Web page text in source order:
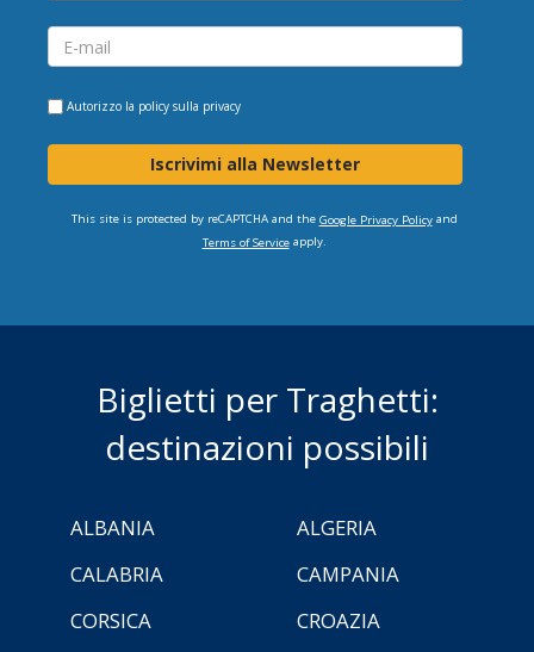
Autorizzo la policy sulla privacy
Iscrivimi alla Newsletter
This site is protected by reCAPTCHA and the Google Privacy Policyand
Terms of Serviceapply.
Biglietti per Traghetti:
destinazioni possibili
ALBANIA
ALGERIA
CALABRIA
CAMPANIA
CORSICA
CROAZIA